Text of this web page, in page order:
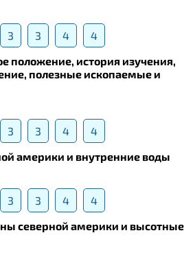
3 3 4
4
положение, история изучения,
полезные ископаемые и
3 3 4
4
америки и внутренние воды
3 3 4
4
северной америки и высотные